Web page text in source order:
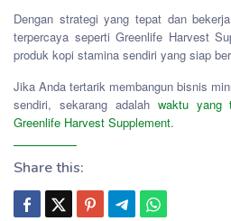
Dengan strategi yang tepat dan
terpercaya seperti Greenlife Harvest
produk kopi stamina sendiri yang siap
Jika Anda tertarik membangun bisnis
sendiri, sekarang adalah waktu yang
Greenlife Harvest Supplement.
Share this: